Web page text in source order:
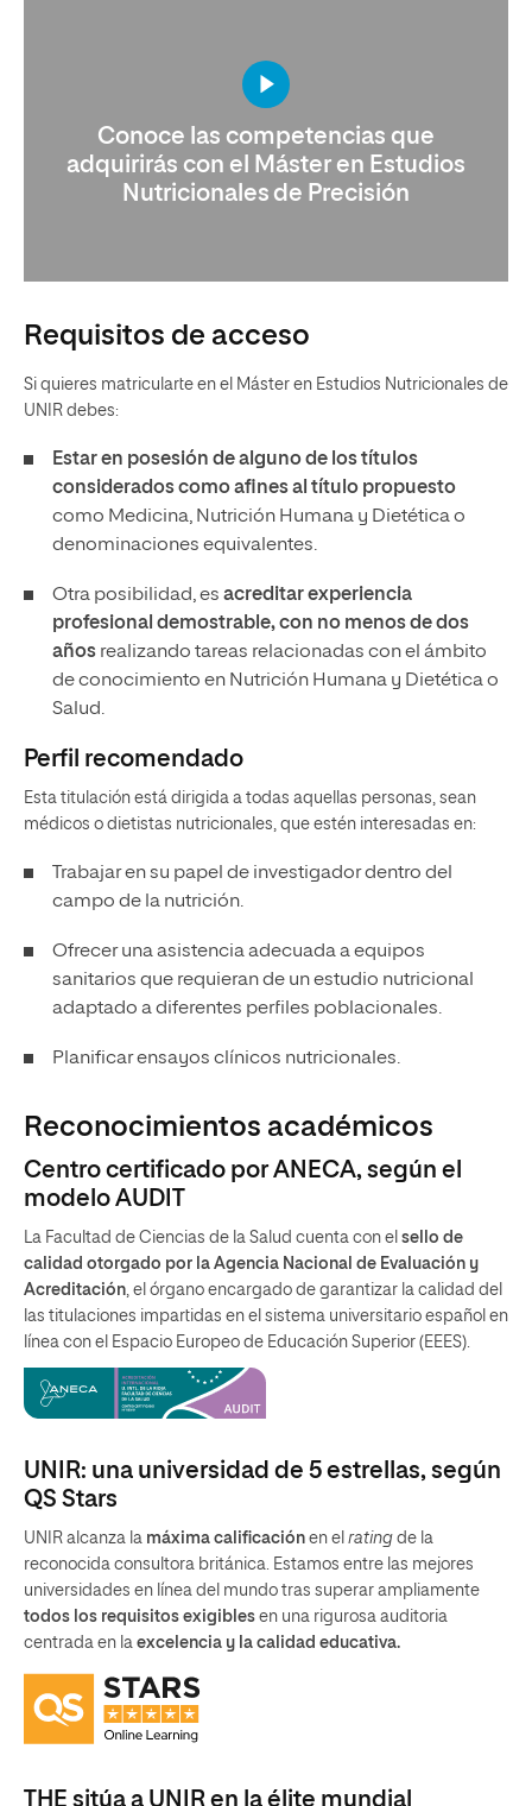
Conoce las competencias que
adquirirás con el Máster en Estudios
Nutricionales de Precisión
Requisitos de acceso
Si quieres matricularte en el Máster en Estudios Nutricionales de
UNIR debes:
Estar en posesión de alguno de los títulos
considerados como afines al título propuesto
como Medicina, Nutrición Humana y Dietética o
denominaciones equivalentes.
Otra posibilidad, es acreditar experiencia
profesional demostrable, con no menos de dos
años realizando tareas relacionadas con el ámbito
de conocimiento en Nutrición Humana y Dietética o
Salud.
Perfil recomendado
Esta titulación está dirigida a todas aquellas personas, sean
médicos o dietistas nutricionales, que estén interesadas en:
Trabajar en su papel de investigador dentro del
campo de la nutrición.
Ofrecer una asistencia adecuada a equipos
sanitarios que requieran de un estudio nutricional
adaptado a diferentes perfiles poblacionales.
Planificar ensayos clínicos nutricionales.
Reconocimientos académicos
Centro certificado por ANECA, según el
modelo AUDIT
La Facultad de Ciencias de la Salud cuenta con el sello de
calidad otorgado por la Agencia Nacional de Evaluación y
Acreditación, el órgano encargado de garantizar la calidad del
las titulaciones impartidas en el sistema universitario español en
línea con el Espacio Europeo de Educación Superior (EEES).
UNIR: una universidad de 5 estrellas, según
QS Stars
UNIR alcanza la máxima calificación en el rating de la
reconocida consultora británica. Estamos entre las mejores
universidades en línea del mundo tras superar ampliamente
todos los requisitos exigibles en una rigurosa auditoria
centrada en la excelencia y la calidad educativa.
THE sitúa a UNIR en la élite mundial